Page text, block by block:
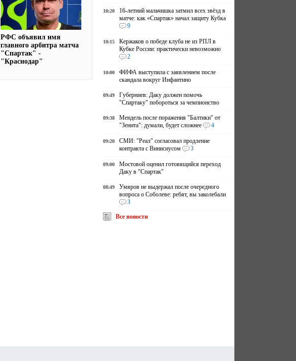
РФС объявил имя
главного арбитра матча
"Спартак" -
"Краснодар"
10:20
16-летний мальчишка затмил всех звёзд в
матче: как «Спартак» начал защиту Кубка
9
10:15
Кержаков о победе клуба не из РПЛ в
Кубке России: практически невозможно
2
10:00
ФИФА выступила с заявлением после
скандала вокруг Инфантино
09:49
Губерниев: Даку должен помочь
"Спартаку" побороться за чемпионство
09:38
Мендель после поражения "Балтики" от
"Зенита": думали, будет сложнее
4
09:20
СМИ: "Реал" согласовал продление
контракта с Винисиусом
3
09:00
Мостовой оценил готовящийся переход
Даку в "Спартак"
08:49
Умяров не выдержал после очередного
вопроса о Соболеве: ребят, вы заколебали
3
Все новости